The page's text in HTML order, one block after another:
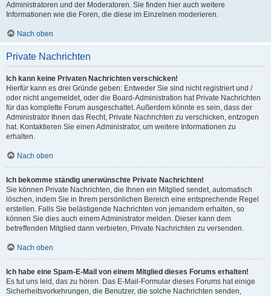
Administratoren und der Moderatoren. Sie finden hier auch weitere
Informationen wie die Foren, die diese im Einzelnen moderieren.
Nach oben
Private Nachrichten
Ich kann keine Privaten Nachrichten verschicken!
Hierfür kann es drei Gründe geben: Entweder Sie sind nicht registriert und /
oder nicht angemeldet, oder die Board-Administration hat Private Nachrichten
für das komplette Forum ausgeschaltet. Außerdem könnte es sein, dass der
Administrator Ihnen das Recht, Private Nachrichten zu verschicken, entzogen
hat. Kontaktieren Sie einen Administrator, um weitere Informationen zu
erhalten.
Nach oben
Ich bekomme ständig unerwünschte Private Nachrichten!
Sie können Private Nachrichten, die Ihnen ein Mitglied sendet, automatisch
löschen, indem Sie in Ihrem persönlichen Bereich eine entsprechende Regel
erstellen. Falls Sie belästigende Nachrichten von jemandem erhalten, so
können Sie dies auch einem Administrator melden. Dieser kann dem
betreffenden Mitglied dann verbieten, Private Nachrichten zu versenden.
Nach oben
Ich habe eine Spam-E-Mail von einem Mitglied dieses Forums erhalten!
Es tut uns leid, das zu hören. Das E-Mail-Formular dieses Forums hat einige
Sicherheitsvorkehrungen, die Benutzer, die solche Nachrichten senden,